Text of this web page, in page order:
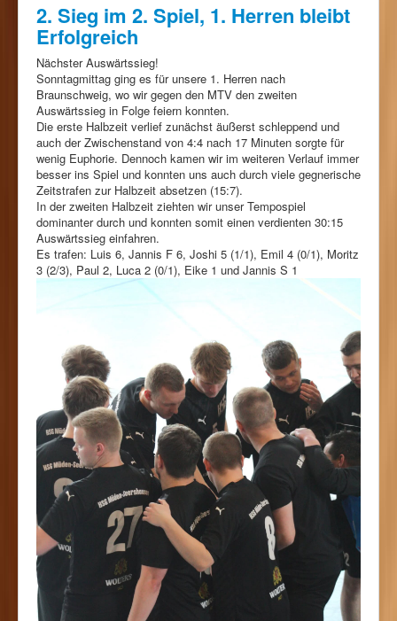
2. Sieg im 2. Spiel, 1. Herren bleibt
Erfolgreich
Nächster Auswärtssieg!
Sonntagmittag ging es für unsere 1. Herren nach
Braunschweig, wo wir gegen den MTV den zweiten
Auswärtssieg in Folge feiern konnten.
Die erste Halbzeit verlief zunächst äußerst schleppend und
auch der Zwischenstand von 4:4 nach 17 Minuten sorgte für
wenig Euphorie. Dennoch kamen wir im weiteren Verlauf immer
besser ins Spiel und konnten uns auch durch viele gegnerische
Zeitstrafen zur Halbzeit absetzen (15:7).
In der zweiten Halbzeit ziehten wir unser Tempospiel
dominanter durch und konnten somit einen verdienten 30:15
Auswärtssieg einfahren.
Es trafen: Luis 6, Jannis F 6, Joshi 5 (1/1), Emil 4 (0/1), Moritz
3 (2/3), Paul 2, Luca 2 (0/1), Eike 1 und Jannis S 1